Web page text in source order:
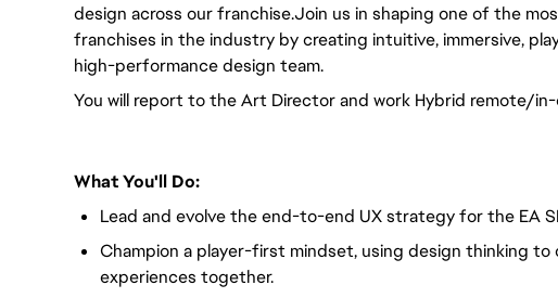
design across our franchise.Join us in shaping one of the
franchises in the industry by creating intuitive, immersive,
high-performance design team.
You will report to the Art Director and work Hybrid remote/
What You'll Do:
Lead and evolve the end-to-end UX strategy for the EA
Champion a player-first mindset, using design thinking
experiences together.